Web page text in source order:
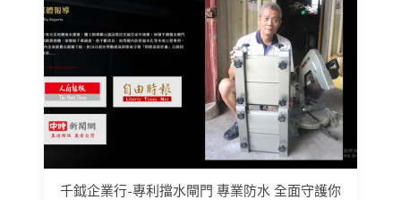
千鉞企業行-專利擋水閘門 專業防水 全面守護你